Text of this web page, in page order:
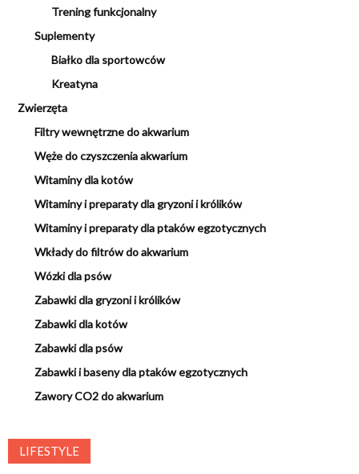
Trening funkcjonalny
Suplementy
Białko dla sportowców
Kreatyna
Zwierzęta
Filtry wewnętrzne do akwarium
Węże do czyszczenia akwarium
Witaminy dla kotów
Witaminy i preparaty dla gryzoni i królików
Witaminy i preparaty dla ptaków egzotycznych
Wkłady do filtrów do akwarium
Wózki dla psów
Zabawki dla gryzoni i królików
Zabawki dla kotów
Zabawki dla psów
Zabawki i baseny dla ptaków egzotycznych
Zawory CO2 do akwarium
LIFESTYLE